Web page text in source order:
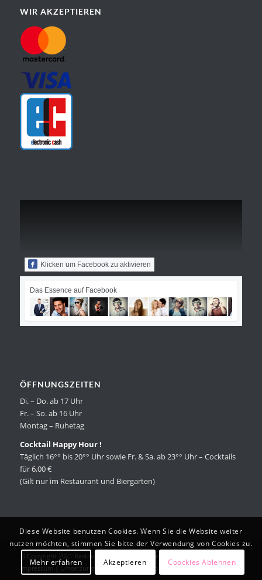
WIR AKZEPTIEREN
Klicken um Facebook zu aktivieren
Das Essence auf Facebook
ÖFFNUNGSZEITEN
Di. – Do. ab 17 Uhr
Fr. – So. ab 16 Uhr
Montag – Ruhetag
Cocktail Happy Hour !
Täglich 16°° bis 20°° Uhr sowie Fr. & Sa. ab 23°° Uhr – Cocktails
für 6,00 €
(Gilt nur im Restaurant und Biergarten)
© Copyright 2021 Restaurant Essence | Datenschutzerklärung
Impressum
| ‎Umsetzung durch Patrick Miletic
Diese Website benutzen Cookies. Wenn Sie die Website weiter
nutzen möchten, stimmen Sie bitte der Verwendung von Cookies zu.
Mehr erfahren
Akzeptieren Coockies Ablehnen